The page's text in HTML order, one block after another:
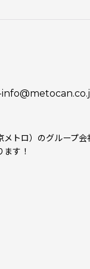
メトロ）のグループ
す！